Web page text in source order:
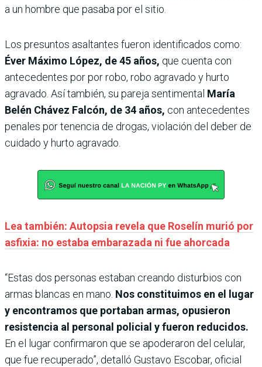
a un hombre que pasaba por el sitio.
Los presuntos asaltantes fueron identificados como:
Éver Máximo López, de 45 años, que cuenta con
antecedentes por por robo, robo agravado y hurto
agravado. Así también, su pareja sentimental María
Belén Chávez Falcón, de 34 años, con antecedentes
penales por tenencia de drogas, violación del deber de
cuidado y hurto agravado.
Lea también: Autopsia revela que Roselín murió por
asfixia: no estaba embarazada ni fue ahorcada
“Estas dos personas estaban creando disturbios con
armas blancas en mano. Nos constituimos en el lugar
y encontramos que portaban armas, opusieron
resistencia al personal policial y fueron reducidos.
En el lugar confirmaron que se apoderaron del celular,
que fue recuperado”, detalló Gustavo Escobar, oficial